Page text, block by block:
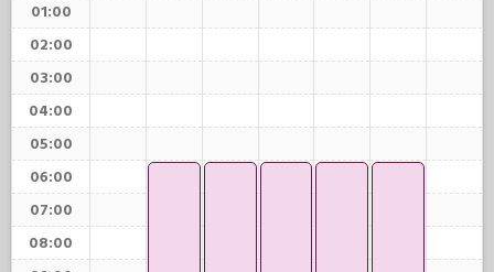
01:00
02:00
03:00
04:00
05:00
06:00
07:00
08:00